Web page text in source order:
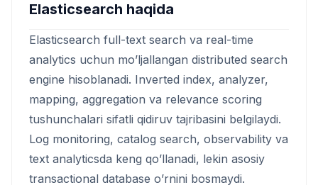
Elasticsearch haqida
Elasticsearch full-text search va real-time
analytics uchun mo’ljallangan distributed search
engine hisoblanadi. Inverted index, analyzer,
mapping, aggregation va relevance scoring
tushunchalari sifatli qidiruv tajribasini belgilaydi.
Log monitoring, catalog search, observability va
text analyticsda keng qo’llanadi, lekin asosiy
transactional database o’rnini bosmaydi.